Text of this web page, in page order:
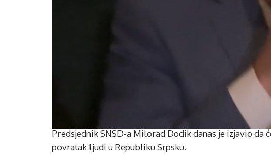
Predsjednik SNSD-a Milorad Dodik danas je izjavio da
povratak ljudi u Republiku Srpsku.